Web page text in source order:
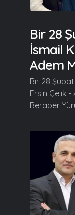
Bir 28
İsmail
Adem
Bir 28
Ersin Çelik -
Beraber